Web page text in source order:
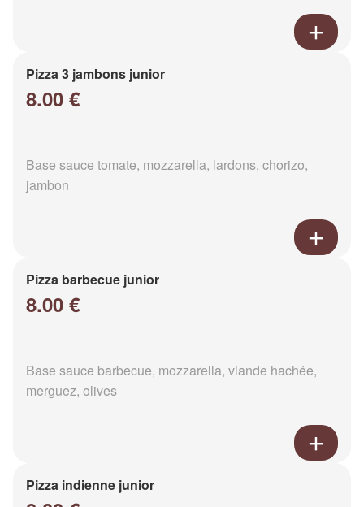
Pizza 3 jambons junior
8.00 €
Base sauce tomate, mozzarella, lardons, chorizo,
jambon
Pizza barbecue junior
8.00 €
Base sauce barbecue, mozzarella, viande hachée,
merguez, olives
Pizza indienne junior